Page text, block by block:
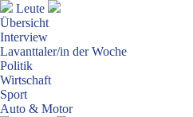
Leute
Übersicht
Interview
Lavanttaler/in der Woche
Politik
Wirtschaft
Sport
Auto & Motor